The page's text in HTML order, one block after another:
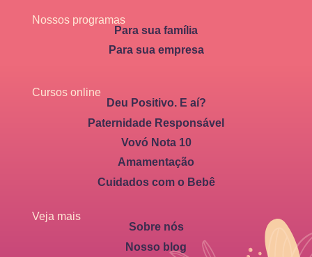
Nossos programas
Para sua família
Para sua empresa
Cursos online
Deu Positivo. E aí?
Paternidade Responsável
Vovó Nota 10
Amamentação
Cuidados com o Bebê
Veja mais
Sobre nós
Nosso blog